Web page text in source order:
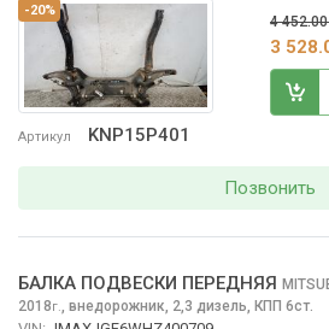
-20%
Артикул KNP15P401
4 452.00
3
Позвонить
БАЛКА ПОДВЕСКИ ПЕРЕДНЯЯ
2018г., внедорожник, 2,3 дизель, КПП 6ст.